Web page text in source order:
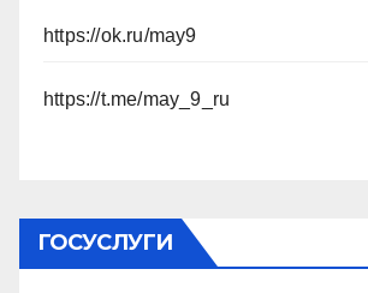
https://ok.ru/may9
https://t.me/may_9_ru
ГОСУСЛУГИ